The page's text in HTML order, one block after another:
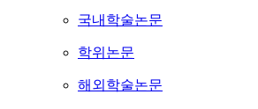
국내학술논문
학위논문
해외학술논문